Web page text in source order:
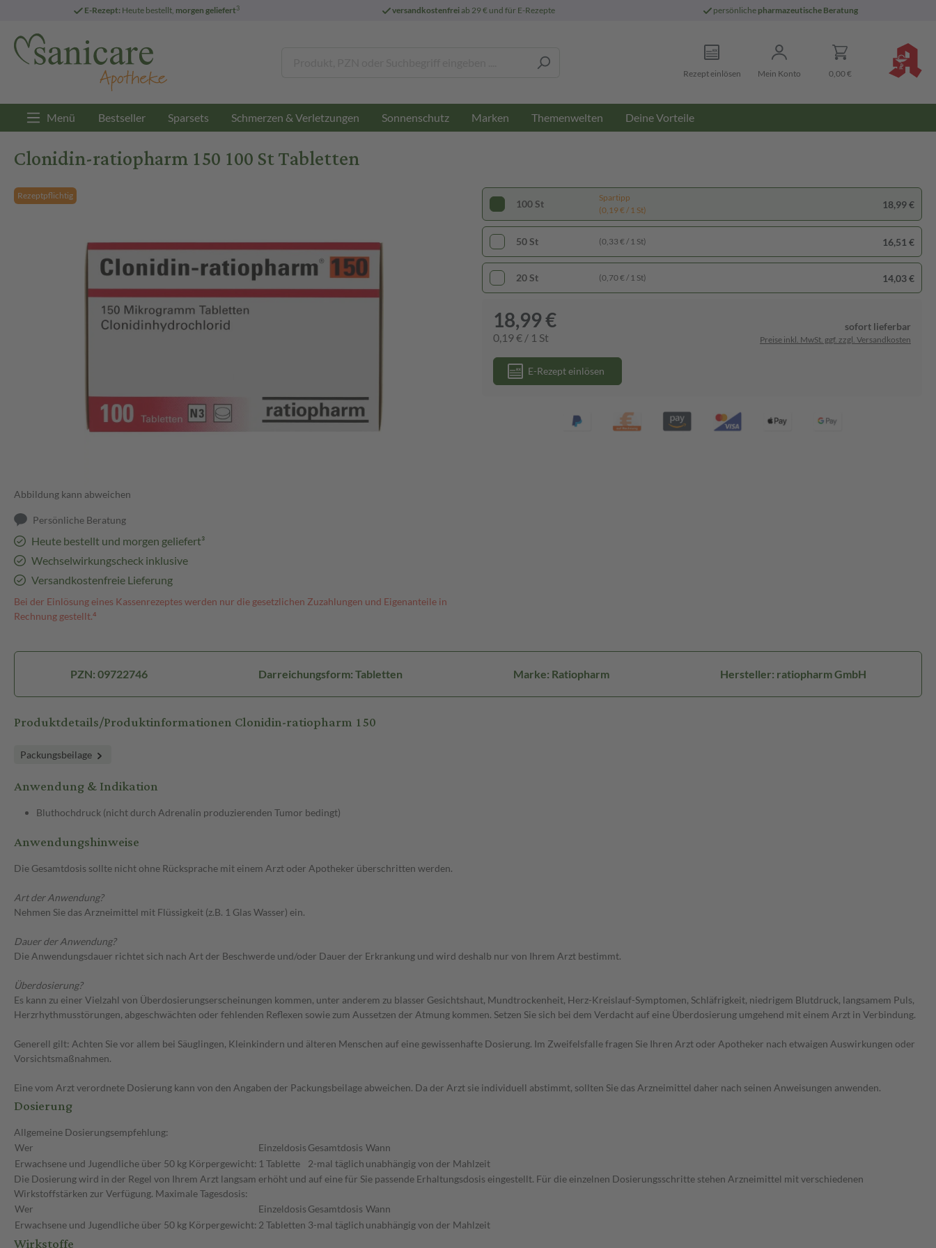
E-Rezept: Heute bestellt, morgen geliefert3 versandkostenfreiab 29 € und für E-Rezepte persönliche pharmazeutische Beratung
Rezept einlösen Mein Konto 0,00 €
Menü Bestseller Sparsets Schmerzen & Verletzungen Sonnenschutz Marken Themenwelten Deine Vorteile
Clonidin-ratiopharm 150 100 St Tabletten
Rezeptpflichtig
Abbildung kann abweichen
Persönliche Beratung
Heute bestellt und morgen geliefert³
Wechselwirkungscheck inklusive
Versandkostenfreie Lieferung
Bei der Einlösung eines Kassenrezeptes werden nur die gesetzlichen Zuzahlungen und Eigenanteile in
Rechnung gestellt.⁴
100 St
Spartipp
(0,19 € / 1 St)
18,99 €
50 St (0,33 € / 1 St) 16,51 €
20 St (0,70 € / 1 St) 14,03 €
18,99 €
0,19 € / 1 St
sofort lieferbar
Preise inkl. MwSt. ggf. zzgl. Versandkosten
E-Rezept einlösen
PZN: 09722746 Darreichungsform: Tabletten Marke: Ratiopharm Hersteller: ratiopharm GmbH
Produktdetails/Produktinformationen Clonidin-ratiopharm 150
Packungsbeilage
Anwendung & Indikation
Bluthochdruck (nicht durch Adrenalin produzierenden Tumor bedingt)
Anwendungshinweise
Die Gesamtdosis sollte nicht ohne Rücksprache mit einem Arzt oder Apotheker überschritten werden.
Art der Anwendung?
Nehmen Sie das Arzneimittel mit Flüssigkeit (z.B. 1 Glas Wasser) ein.
Dauer der Anwendung?
Die Anwendungsdauer richtet sich nach Art der Beschwerde und/oder Dauer der Erkrankung und wird deshalb nur von Ihrem Arzt bestimmt.
Überdosierung?
Es kann zu einer Vielzahl von Überdosierungserscheinungen kommen, unter anderem zu blasser Gesichtshaut, Mundtrockenheit, Herz-Kreislauf-Symptomen, Schläfrigkeit, niedrigem Blutdruck, langsamem Puls,
Herzrhythmusstörungen, abgeschwächten oder fehlenden Reflexen sowie zum Aussetzen der Atmung kommen. Setzen Sie sich bei dem Verdacht auf eine Überdosierung umgehend mit einem Arzt in Verbindung.
Generell gilt: Achten Sie vor allem bei Säuglingen, Kleinkindern und älteren Menschen auf eine gewissenhafte Dosierung. Im Zweifelsfalle fragen Sie Ihren Arzt oder Apotheker nach etwaigen Auswirkungen oder
Vorsichtsmaßnahmen.
Eine vom Arzt verordnete Dosierung kann von den Angaben der Packungsbeilage abweichen. Da der Arzt sie individuell abstimmt, sollten Sie das Arzneimittel daher nach seinen Anweisungen anwenden.
Dosierung
Allgemeine Dosierungsempfehlung:
Wer
Einzeldosis Gesamtdosis Wann
Erwachsene und Jugendliche über 50 kg Körpergewicht: 1 Tablette 2-mal täglich unabhängig von der Mahlzeit
Die Dosierung wird in der Regel von Ihrem Arzt langsam erhöht und auf eine für Sie passende Erhaltungsdosis eingestellt. Für die einzelnen Dosierungsschritte stehen Arzneimittel mit verschiedenen
Wirkstoffstärken zur Verfügung. Maximale Tagesdosis:
Wer
Einzeldosis Gesamtdosis Wann
Erwachsene und Jugendliche über 50 kg Körpergewicht: 2 Tabletten 3-mal täglich unabhängig von der Mahlzeit